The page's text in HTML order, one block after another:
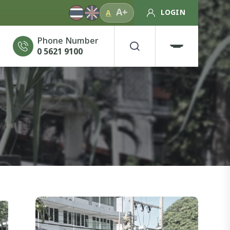
A A+ LOGIN
Phone Number
0 5621 9100